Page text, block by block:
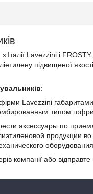
Lavezzini і
підвищеної
:
Lavezzini
типом
аксессуары по
продукции
компанії або